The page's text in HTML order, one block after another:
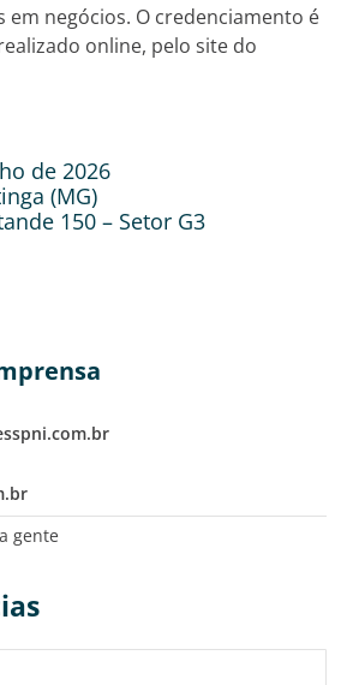
em negócios. O credenciamento é
online, pelo site do
de 2026
(MG)
150 – Setor G3
gente